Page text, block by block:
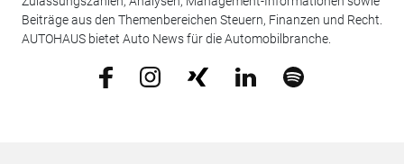
Beiträge aus den Themenbereichen Steuern, Finanzen und Recht.
AUTOHAUS bietet Auto News für die Automobilbranche.